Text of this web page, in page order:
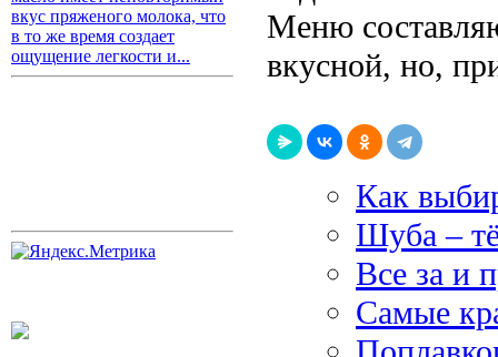
вкус пряженого молока, что
в то же время создает
ощущение легкости и...
Меню
вкусной, но,
Как
Шуба –
Все за и
Самые